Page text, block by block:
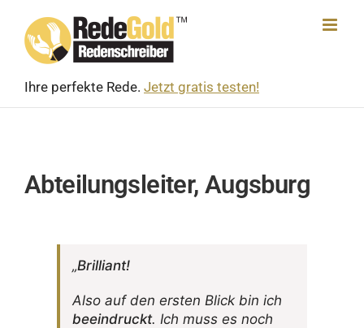
content
Ihre perfekte Rede. Jetzt gratis testen!
Abteilungsleiter, Augsburg
„Bril­liant!
Also auf den ersten Blick bin ich
beein­druckt. Ich muss es noch